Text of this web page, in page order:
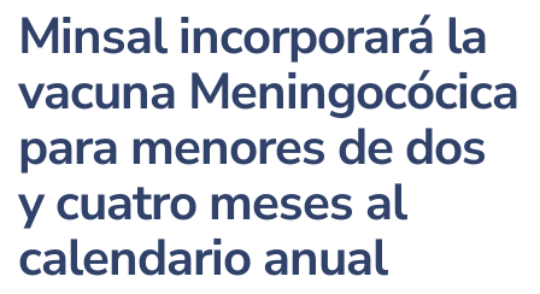
Minsal incorporará la
vacuna Meningocócica
para menores de dos
y cuatro meses al
calendario anual